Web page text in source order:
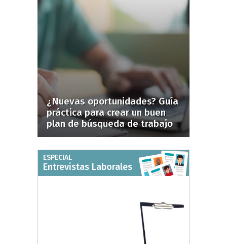
¿Nuevas oportunidades? Guía
práctica para crear un buen
plan de búsqueda de trabajo
ESPECIAL
Entrevistas Laborales